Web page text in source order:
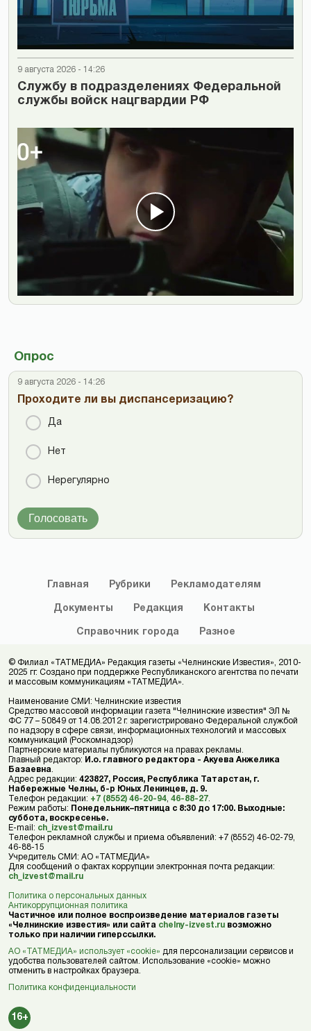
9 августа 2026 - 14:26
Cлужбу в подразделениях Федеральной
службы войск нацгвардии РФ
Опрос
9 августа 2026 - 14:26
Проходите ли вы диспансеризацию?
Да
Нет
Нерегулярно
Голосовать
Главная Рубрики Рекламодателям
Документы Редакция Контакты
Справочник города Разное
© Филиал «ТАТМЕДИА» Редакция газеты «Челнинские Известия», 2010-
2025 гг. Создано при поддержке Республиканского агентства по печати
и массовым коммуникациям «ТАТМЕДИА».
Наименование СМИ: Челнинские известия
Средство массовой информации газета "Челнинские известия" ЭЛ №
ФС 77 – 50849 от 14.08.2012 г. зарегистрировано Федеральной службой
по надзору в сфере связи, информационных технологий и массовых
коммуникаций (Роскомнадзор)
Партнерские материалы публикуются на правах рекламы.
Главный редактор: И.о. главного редактора - Акуева Анжелика
Базаевна
Адрес редакции: 423827, Россия, Республика Татарстан, г.
Набережные Челны, б-р Юных Ленинцев, д. 9.
Телефон редакции: +7 (8552) 46-20-94 46-88-27
Режим работы: Понедельник–пятница с 8:30 до 17:00. Выходные:
суббота, воскресенье.
E-mail: ch_izvest@mail.ru
Телефон рекламной службы и приема объявлений: +7 (8552) 46-02-79,
46-88-15
Учредитель СМИ: АО «ТАТМЕДИА»
Для сообщений о фактах коррупции электронная почта редакции:
ch_izvest@mail.ru
Политика о персональных данных
Антикоррупционная политика
Частичное или полное воспроизведение материалов газеты
«Челнинские известия» или сайта chelny-izvest.ru возможно
только при наличии гиперссылки.
АО «ТАТМЕДИА» использует «cookie» для персонализации сервисов и
удобства пользователей сайтом. Использование «cookie» можно
отменить в настройках браузера.
Политика конфиденциальности
16+